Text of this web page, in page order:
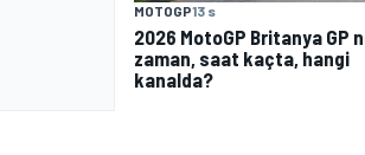
MOTOGP13 s
2026 MotoGP Britanya GP
zaman, saat kaçta, hangi
kanalda?